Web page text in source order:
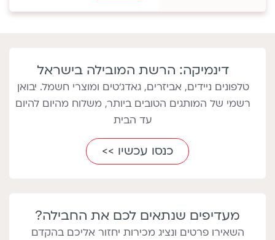
דינמיקה: הרשת המובילה בישראל
טלפונים ניידים, אביזרים, גאדג'טים ומוצרי חשמל. יבואן
רשמי של המותגים הטובים ביותר, משלוח מהיום להיום
עד הבית
כנסו עכשיו >>
מעדיפים שנתאים לכם את החבילה?
השאירו פרטים ונציג מכירות יחזור אליכם בהקדם